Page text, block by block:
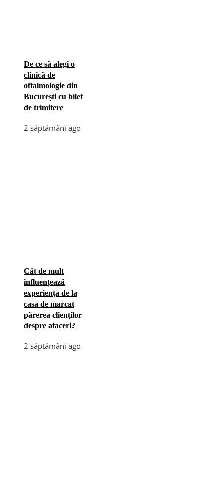
De ce să alegi o
clinică de
oftalmologie din
București cu bilet
de trimitere
2 săptămâni ago
Cât de mult
influențează
experiența de la
casa de marcat
părerea clienților
despre afaceri?
2 săptămâni ago